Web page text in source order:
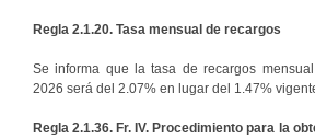
Regla 2.1.20. Tasa mensual de recargos
Se informa que la tasa de recargos
2026 será del 2.07% en lugar del 1.47%
Regla 2.1.36. Fr. IV. Procedimiento para la